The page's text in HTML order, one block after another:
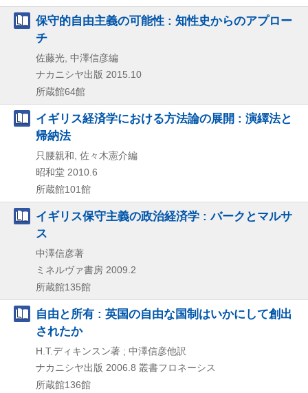
保守的自由主義の可能性 : 知性史からのアプロー
チ
佐藤光, 中澤信彦編
ナカニシヤ出版 2015.10
所蔵館64館
イギリス経済学における方法論の展開 : 演繹法と
帰納法
只腰親和, 佐々木憲介編
昭和堂 2010.6
所蔵館101館
イギリス保守主義の政治経済学 : バークとマルサ
ス
中澤信彦著
ミネルヴァ書房 2009.2
所蔵館135館
自由と所有 : 英国の自由な国制はいかにして創出
されたか
H.T.ディキンスン著 ; 中澤信彦他訳
ナカニシヤ出版 2006.8 叢書フロネーシス
所蔵館136館